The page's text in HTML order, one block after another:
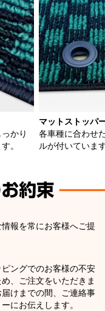
かり
。
マットストッパ
各車種に合わせ
ルが付いています
報を常にお客様へご提
ングでのお客様の不安
、ご注文をいただきま
届けまでの間、ご連絡事
にお伝えします。